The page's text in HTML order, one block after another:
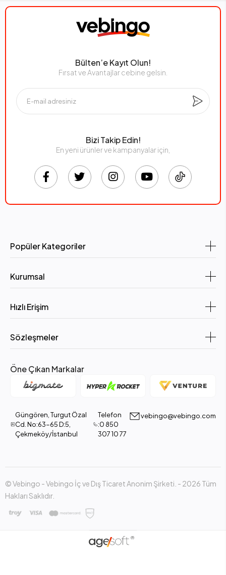
Bülten’e Kayıt Olun!
Fırsat ve Avantajlar cebine gelsin.
Bizi Takip Edin!
En yeni ürünler ve kampanyalar için,
Popüler Kategoriler
Kurumsal
Hızlı Erişim
Sözleşmeler
Öne Çıkan Markalar
Güngören, Turgut Özal
Cd. No:63-65 D:5,
Çekmeköy/İstanbul
Telefon
:0 850
307 10 77
vebingo@vebingo.com
© Vebingo - Vebingo İç ve Dış Ticaret Anonim Şirketi. - 2026 Tüm
Hakları Saklıdır.